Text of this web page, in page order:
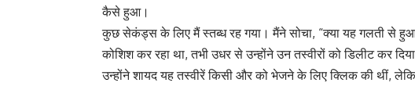
कैसे हुआ।
कुछ सेकंड्स के लिए मैं स्तब्ध रह गया। मैंने सोचा, “क्या यह गलती से
कोशिश कर रहा था, तभी उधर से उन्होंने उन तस्वीरों को डिलीट कर
उन्होंने शायद यह तस्वीरें किसी और को भेजने के लिए क्लिक की थीं,